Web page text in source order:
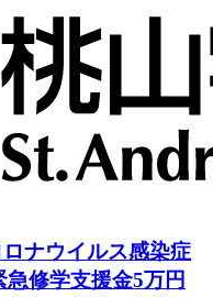
ナウイルス感染症
修学支援金5万円